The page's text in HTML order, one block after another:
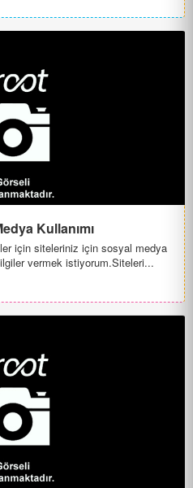
Kullanımı
için siteleriniz için sosyal medya
vermek istiyorum.Siteleri...